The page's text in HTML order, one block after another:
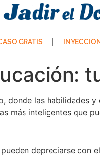
GRATIS
donde las habilidades
más inteligentes que
depreciarse con